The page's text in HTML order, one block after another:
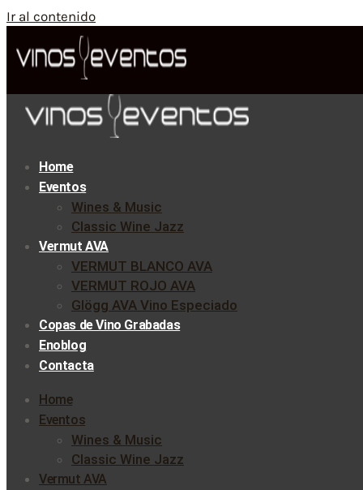
Ir al contenido
Home
Eventos
Wines & Music
Classic Wine Jazz
Vermut AVA
VERMUT BLANCO AVA
VERMUT ROJO AVA
Glögg AVA Vino Especiado
Copas de Vino Grabadas
Enoblog
Contacta
Home
Eventos
Wines & Music
Classic Wine Jazz
Vermut AVA